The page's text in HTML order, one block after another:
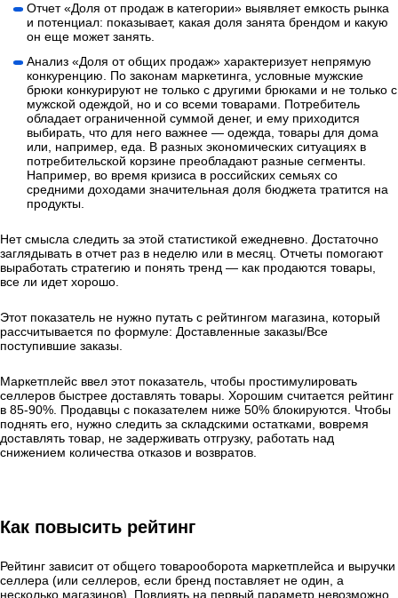
Отчет «Доля от продаж в категории» выявляет емкость рынка
и потенциал: показывает, какая доля занята брендом и какую
он еще может занять.
Анализ «Доля от общих продаж» характеризует непрямую
конкуренцию. По законам маркетинга, условные мужские
брюки конкурируют не только с другими брюками и не только с
мужской одеждой, но и со всеми товарами. Потребитель
обладает ограниченной суммой денег, и ему приходится
выбирать, что для него важнее — одежда, товары для дома
или, например, еда. В разных экономических ситуациях в
потребительской корзине преобладают разные сегменты.
Например, во время кризиса в российских семьях со
средними доходами значительная доля бюджета тратится на
продукты.
Нет смысла следить за этой статистикой ежедневно. Достаточно
заглядывать в отчет раз в неделю или в месяц. Отчеты помогают
выработать стратегию и понять тренд — как продаются товары,
все ли идет хорошо.
Этот показатель не нужно путать с рейтингом магазина, который
рассчитывается по формуле: Доставленные заказы/Все
поступившие заказы.
Маркетплейс ввел этот показатель, чтобы простимулировать
селлеров быстрее доставлять товары. Хорошим считается рейтинг
в 85-90%. Продавцы с показателем ниже 50% блокируются. Чтобы
поднять его, нужно следить за складскими остатками, вовремя
доставлять товар, не задерживать отгрузку, работать над
снижением количества отказов и возвратов.
Как повысить рейтинг
Рейтинг зависит от общего товарооборота маркетплейса и выручки
селлера (или селлеров, если бренд поставляет не один, а
несколько магазинов). Повлиять на первый параметр невозможно.